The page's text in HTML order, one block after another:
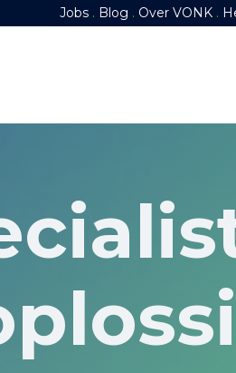
Jobs . Blog . Over VONK​ .